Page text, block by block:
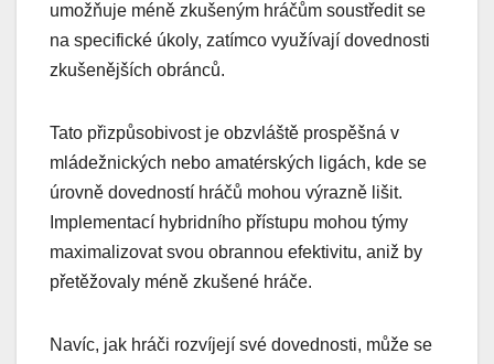
umožňuje méně zkušeným hráčům soustředit se
na specifické úkoly, zatímco využívají dovednosti
zkušenějších obránců.
Tato přizpůsobivost je obzvláště prospěšná v
mládežnických nebo amatérských ligách, kde se
úrovně dovedností hráčů mohou výrazně lišit.
Implementací hybridního přístupu mohou týmy
maximalizovat svou obrannou efektivitu, aniž by
přetěžovaly méně zkušené hráče.
Navíc, jak hráči rozvíjejí své dovednosti, může se